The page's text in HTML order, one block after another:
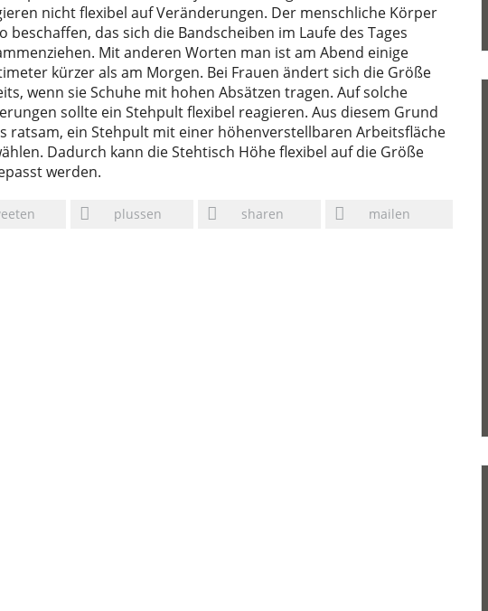
nicht flexibel auf Veränderungen. Der menschliche Körper
beschaffen, das sich die Bandscheiben im Laufe des Tages
Mit anderen Worten man ist am Abend einige
kürzer als am Morgen. Bei Frauen ändert sich die Größe
wenn sie Schuhe mit hohen Absätzen tragen. Auf solche
sollte ein Stehpult flexibel reagieren. Aus diesem Grund
ratsam, ein Stehpult mit einer höhenverstellbaren Arbeitsfläche
Dadurch kann die Stehtisch Höhe flexibel auf die Größe
werden.
plussen sharen mailen